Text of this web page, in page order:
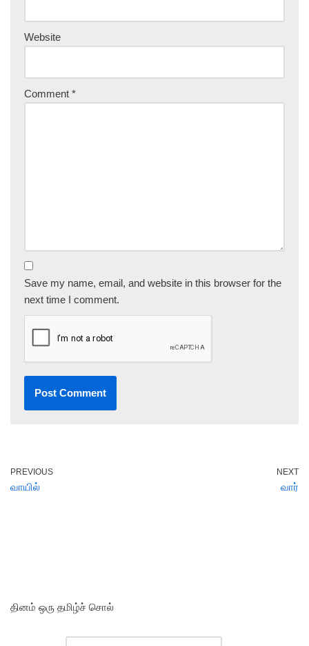
Website
Comment *
Save my name, email, and website in this browser for the
next time I comment.
PREVIOUS
வாயில்
NEXT
வார்
தினம் ஒரு தமிழ்ச் சொல்